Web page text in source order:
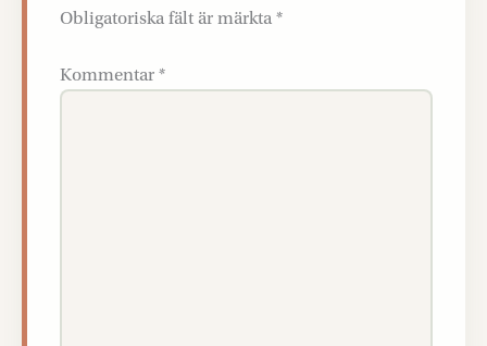
Obligatoriska fält är märkta *
Kommentar *